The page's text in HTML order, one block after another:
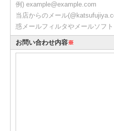
例) example@example.com
当店からのメール
惑メールフィルタやメールソフト
お問い合わせ内容※